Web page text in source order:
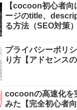
【cocoon初心者
ージのtitle、
る方法（SEO対策）
プライバシーポリ
り方【アドセンス
cocoonの高速化を
みた【完全初心者向